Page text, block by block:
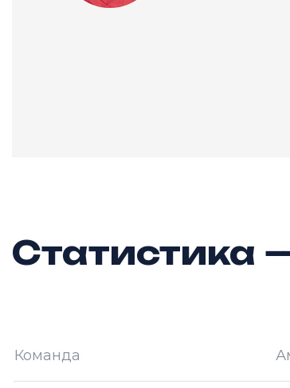
Статистика
Команда